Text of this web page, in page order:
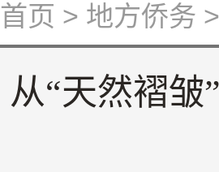
首页 > 地方侨务 >
从“天然褶